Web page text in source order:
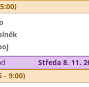
Středa 8. 11.
- 9:00)